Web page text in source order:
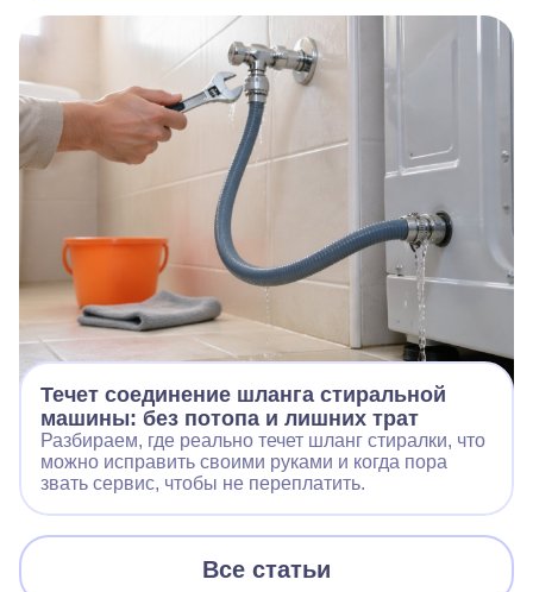
Течет соединение шланга стиральной
машины: без потопа и лишних трат
Разбираем, где реально течет шланг стиралки, что
можно исправить своими руками и когда пора
звать сервис, чтобы не переплатить.
Все статьи